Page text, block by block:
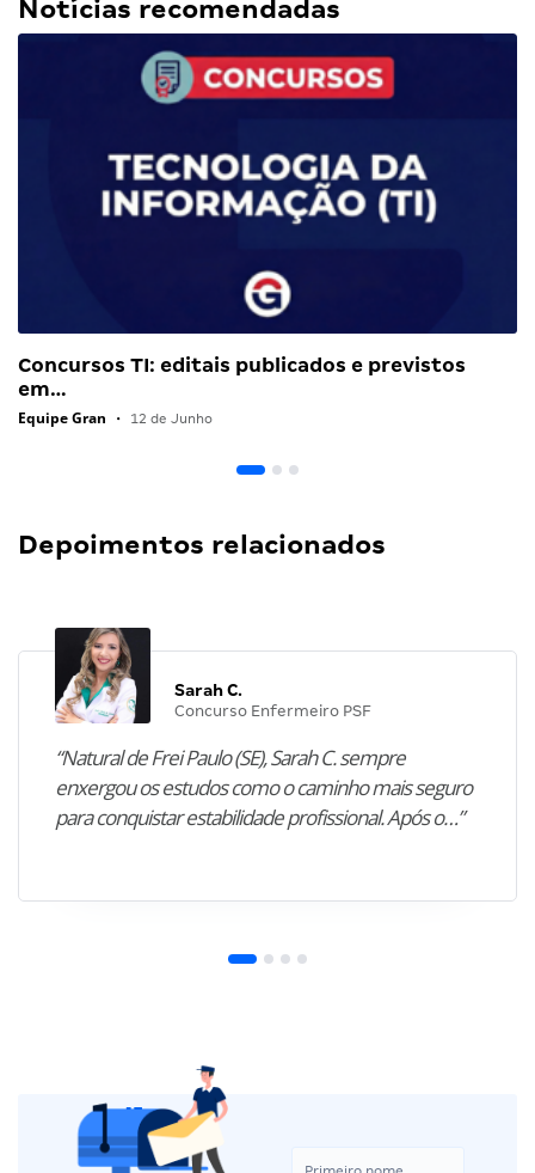
Notícias recomendadas
Concursos TI: editais publicados e previstos
em…
Equipe Gran • 12 de Junho
Depoimentos relacionados
Sarah C.
Concurso Enfermeiro PSF
“Natural de Frei Paulo (SE), Sarah C. sempre
enxergou os estudos como o caminho mais seguro
para conquistar estabilidade profissional. Após o…”